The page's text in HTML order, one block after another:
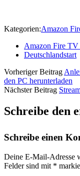
Kategorien:Amazon
Amazon Fire TV
Deutschlandstart
Vorheriger Beitrag
den PC herunterladen
Nächster Beitrag
Schreibe den
Schreibe einen
Deine E-Mail-Adresse
Felder sind mit *